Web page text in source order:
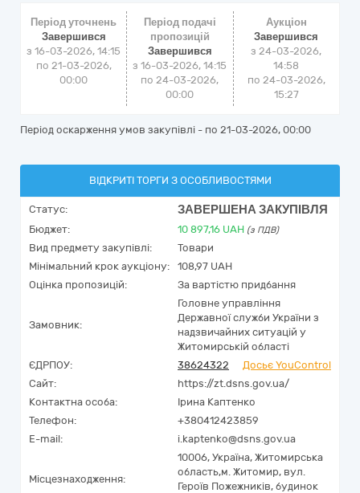
Період уточнень
Завершився
з 16-03-2026, 14:15
по 21-03-2026,
00:00
Період подачі
пропозицій
Завершився
з 16-03-2026, 14:15
по 24-03-2026,
00:00
Аукціон
Завершився
з24-03-2026,
14:58
по 24-03-2026,
15:27
Період оскарження умов закупівлі - по 21-03-2026, 00:00
ВІДКРИТІ ТОРГИ З ОСОБЛИВОСТЯМИ
Статус: ЗАВЕРШЕНА ЗАКУПІВЛЯ
Бюджет: 10 897,16 UAH (з ПДВ)
Вид предмету закупівлі:
Товари
Мінімальний крок аукціону:
108,97 UAH
Оцінка пропозицій:
За вартістю придбання
Замовник:
Головне управління
Державної служби України з
надзвичайних ситуацій у
Житомирській області
ЄДРПОУ:
38624322
Досьє YouControl
Сайт:
https://zt.dsns.gov.ua/
Контактна особа:
Ірина Каптенко
Телефон:
+380412423859
E-mail:
i.kaptenko@dsns.gov.ua
Місцезнаходження:
10006, Україна, Житомирська
область,м. Житомир, вул.
Героїв Пожежників, будинок